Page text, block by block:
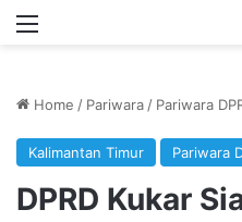
Menu
Home / Pariwara / Pariwara
Kalimantan Timur Pariwara
DPRD Kukar